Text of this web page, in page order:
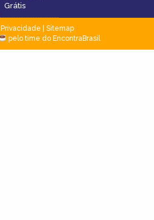
Grátis
Privacidade
Sitemap
pelo time do EncontraBrasil